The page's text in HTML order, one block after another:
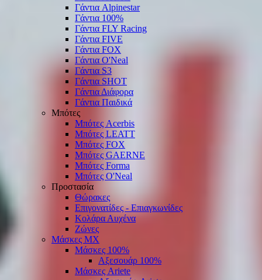
Γάντια Alpinestar
Γάντια 100%
Γάντια FLY Racing
Γάντια FIVE
Γάντια FOX
Γάντια O'Νeal
Γάντια S3
Γάντια SHOT
Γάντια Διάφορα
Γάντια Παιδικά
Μπότες
Μπότες Acerbis
Μπότες LEATT
Μπότες FOX
Μπότες GAERNE
Μπότες Forma
Μπότες O'Neal
Προστασία
Θώρακες
Επιγονατίδες - Επιαγκωνίδες
Κολάρα Αυχένα
Ζώνες
Μάσκες ΜΧ
Μάσκες 100%
Αξεσουάρ 100%
Μάσκες Ariete